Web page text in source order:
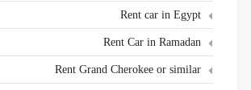
Rent car in Egypt
Rent Car in Ramadan
Rent Grand Cherokee or similar